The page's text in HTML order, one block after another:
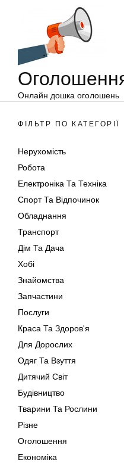
Онлайн дошка оголошень
ФІЛЬТР ПО КАТЕГОРІЇ
Нерухомість
Робота
Електроніка Та Техніка
Спорт Та Відпочинок
Обладнання
Транспорт
Дім Та Дача
Хобі
Знайомства
Запчастини
Послуги
Краса Та Здоров'я
Для Дорослих
Одяг Та Взуття
Дитячий Світ
Будівництво
Тварини Та Рослини
Різне
Оголошення
Економіка